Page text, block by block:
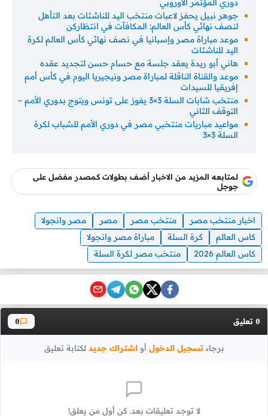
دوري المؤتمر الأوروبي
جوهر نبيل يحفز لاعبات منتخب اليد للناشئات بعد التأهل
لنصف نهائي كأس العالم: المكافآت في انتظاركن
موعد مباراة مصر وإسبانيا في نصف نهائي كأس العالم لكرة
اليد للناشئات
هاني أبو ريدة يعقد جلسة مع حسام حسن لتجديد عقده
موعد والقناة الناقلة لمباراة مصر ونيجيريا اليوم في كأس أمم
إفريقيا للسيدات
منتخب شابات السلة 3×3 يفوز على تونس ويتوج بدوري الأمم –
التوقف الثاني
مواعيد مباريات منتخبي مصر في دوري الأمم للشباب لكرة
السلة 3×3
لمتابعه المزيد من الاخبار أضف بطولات كمصدر مفضل على
جوجل
اخبار منتخب مصر منتخب مصر مصر
مصر وانجولا
كاس العالم
كرة السلة
مباراة مصر وانجولا
كاس العالم 2026
منتخب مصر لكرة السلة
0 تعليق 0
برجاءتسجيل الدخول أواشتراك جديد لكتابة تعليق
لا توجد تعليقات بعد. كن أول من يعلق!